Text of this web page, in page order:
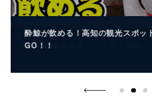
私たちが酔鯨を造ってます！酒蔵で
酔鯨が飲める！高知の観光スポッ
GO！！